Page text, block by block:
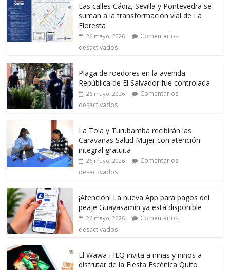
Las calles Cádiz, Sevilla y Pontevedra se
suman a la transformación vial de La
Floresta
26 mayo, 2026
Comentarios
desactivados
Plaga de roedores en la avenida
República de El Salvador fue controlada
26 mayo, 2026
Comentarios
desactivados
La Tola y Turubamba recibirán las
Caravanas Salud Mujer con atención
integral gratuita
26 mayo, 2026
Comentarios
desactivados
¡Atención! La nueva App para pagos del
peaje Guayasamín ya está disponible
26 mayo, 2026
Comentarios
desactivados
El Wawa FIEQ invita a niñas y niños a
disfrutar de la Fiesta Escénica Quito